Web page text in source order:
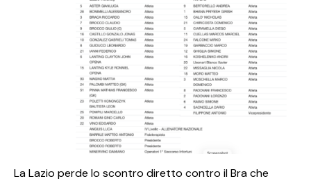
La Lazio perde lo scontro diretto contro il Bra che